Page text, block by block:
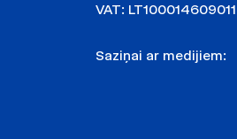
VAT: LT100014609011
Saziņai ar medijiem: